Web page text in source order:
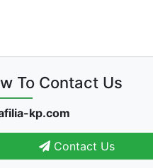
To Contact Us
kp.com
Contact Us